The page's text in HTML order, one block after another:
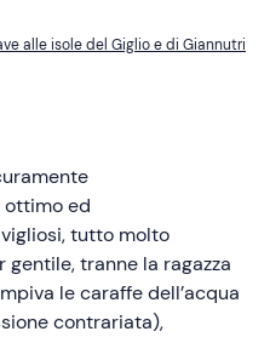
alle isole del Giglio e di Giannutri
ottimo ed
tutto molto
gentile, tranne la ragazza
le caraffe dell’acqua
contrariata),